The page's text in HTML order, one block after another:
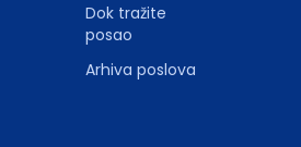
Dok tražite
posao
Arhiva poslova